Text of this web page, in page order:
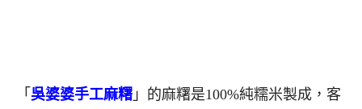
「 吳婆婆手工麻糬 」的麻糬是100%純糯米製成，客